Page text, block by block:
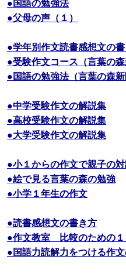
●父母の声（１）
●学年別作文読書感想文の
●受験作文コース（言葉の森
●国語の勉強法（言葉の森新
●中学受験作文の解説集
●高校受験作文の解説集
●大学受験作文の解説集
●小１からの作文で親子の
●絵で見る言葉の森の勉強
●小学１年生の作文
●読書感想文の書き方
●作文教室 比較のための
●国語力読解力をつける作